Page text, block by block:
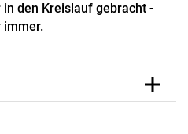
den Kreislauf gebracht -
immer.